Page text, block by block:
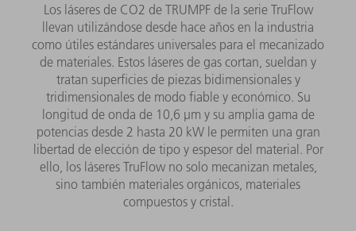
Los láseres de CO2 de TRUMPF de la serie TruFlow
llevan utilizándose desde hace años en la industria
como útiles estándares universales para el mecanizado
de materiales. Estos láseres de gas cortan, sueldan y
tratan superficies de piezas bidimensionales y
tridimensionales de modo fiable y económico. Su
longitud de onda de 10,6 µm y su amplia gama de
potencias desde 2 hasta 20 kW le permiten una gran
libertad de elección de tipo y espesor del material. Por
ello, los láseres TruFlow no solo mecanizan metales,
sino también materiales orgánicos, materiales
compuestos y cristal.